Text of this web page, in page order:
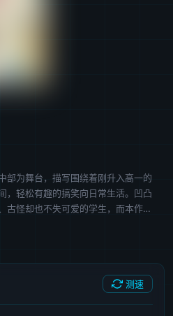
部为舞台，描写围绕着刚升入高一的
轻松有趣的搞笑向日常生活。凹凸
古怪却也不失可爱的学生，而本作采
萌系Q版人物、声优的诙谐演出及别
测速